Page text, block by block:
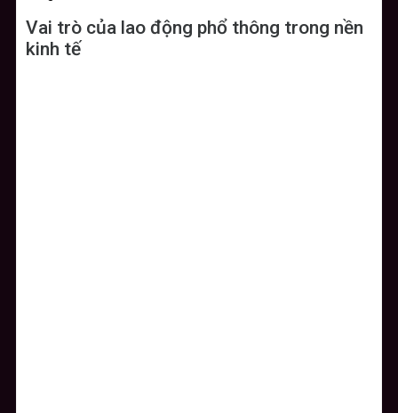
Vai trò của lao động phổ thông trong nền
kinh tế